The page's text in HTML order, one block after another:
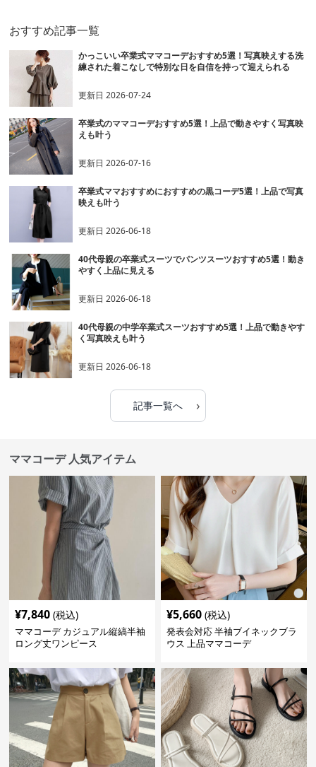
おすすめ記事一覧
かっこいい卒業式ママコーデおすすめ5選！写真映えする洗
練された着こなしで特別な日を自信を持って迎えられる
更新日2026-07-24
卒業式のママコーデおすすめ5選！上品で動きやすく写真映
えも叶う
更新日2026-07-16
卒業式ママおすすめにおすすめの黒コーデ5選！上品で写真
映えも叶う
更新日2026-06-18
40代母親の卒業式スーツでパンツスーツおすすめ5選！動き
やすく上品に見える
更新日2026-06-18
40代母親の中学卒業式スーツおすすめ5選！上品で動きやす
く写真映えも叶う
更新日2026-06-18
記事一覧へ ›
ママコーデ 人気アイテム
¥7,840 (税込)
ママコーデ カジュアル縦縞半袖
ロング丈ワンピース
¥5,660 (税込)
発表会対応 半袖ブイネックブラ
ウス 上品ママコーデ